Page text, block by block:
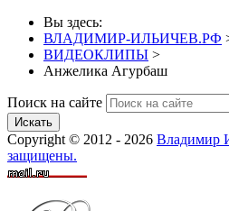
Вы здесь:
ВЛАДИМИР-ИЛЬИЧЕВ.РФ
ВИДЕОКЛИПЫ >
Анжелика Агурбаш
Поиск на сайте
Искать
Copyright © 2012 - 2026 Владимир
защищены.